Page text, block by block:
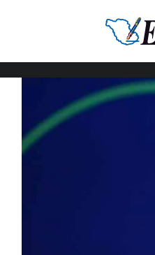
Κώστας
στοχεύουν
eVima Serres Team15 Δεκ 2022,